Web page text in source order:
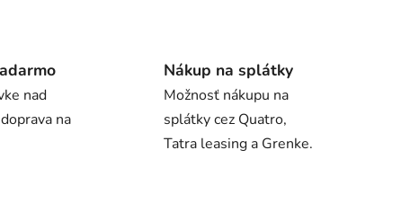
nad
na
Nákup na splátky
Možnosť nákupu na
splátky cez Quatro,
Tatra leasing a Grenke.